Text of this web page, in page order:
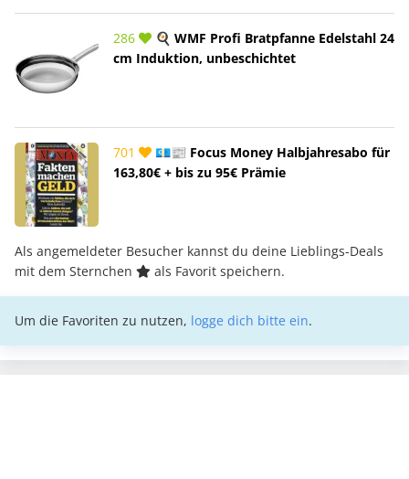
286
🍳 WMF Profi Bratpfanne Edelstahl 24
cm Induktion, unbeschichtet
701
💶📰 Focus Money Halbjahresabo für
163,80€ + bis zu 95€ Prämie
Als angemeldeter Besucher kannst du deine Lieblings-Deals
mit dem Sternchen
als Favorit speichern.
Um die Favoriten zu nutzen, logge dich bitte ein.